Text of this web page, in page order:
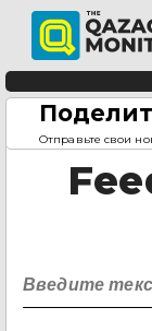
Отправьте свои